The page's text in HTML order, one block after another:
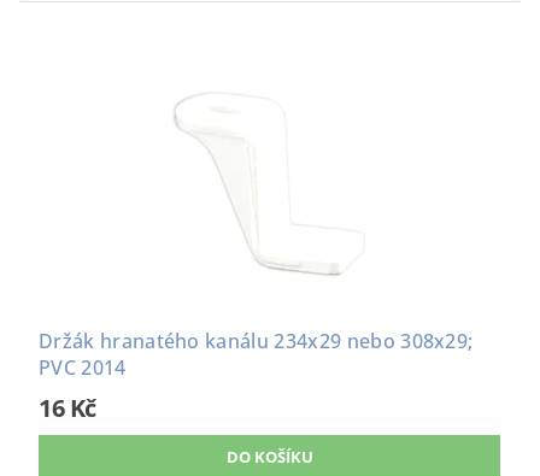
Držák hranatého kanálu 234x29 nebo 308x29;
PVC 2014
16 Kč